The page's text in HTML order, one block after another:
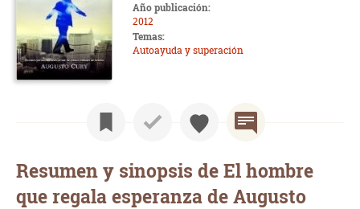
Año publicación:
2012
Temas:
Autoayuda y superación
Resumen y sinopsis de El hombre
que regala esperanza de Augusto